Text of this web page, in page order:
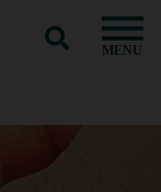
MENU